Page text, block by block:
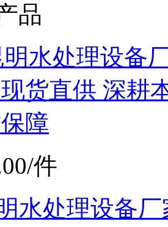
品
/件
水处理设备